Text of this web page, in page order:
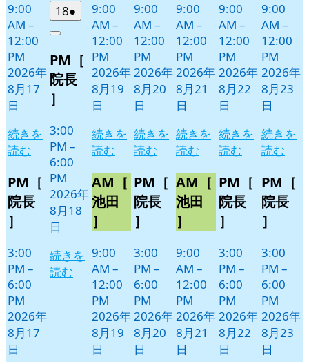
9:00
AM –
12:00
PM
2026年
8月17
日
続きを
読む
PM［
院長
］
3:00
PM –
6:00
PM
2026年
8月17
日
182026
年
月
18
日
●
件
イ
ベ
Close
PM［
院長
］
3:00
PM –
6:00
PM
2026年
8月18
日
続きを
読む
9:00
AM –
12:00
PM
2026年
8月19
日
続きを
読む
AM［
池田
］
9:00
AM –
12:00
PM
2026年
8月19
日
9:00
AM –
12:00
PM
2026年
8月20
日
続きを
読む
PM［
院長
］
3:00
PM –
6:00
PM
2026年
8月20
日
9:00
AM –
12:00
PM
2026年
8月21
日
続きを
読む
AM［
池田
］
9:00
AM –
12:00
PM
2026年
8月21
日
9:00
AM –
12:00
PM
2026年
8月22
日
続きを
読む
PM［
院長
］
3:00
PM –
6:00
PM
2026年
8月22
日
9:00
AM –
12:00
PM
2026年
8月23
日
続きを
読む
PM［
院長
］
3:00
PM –
6:00
PM
2026年
8月23
日